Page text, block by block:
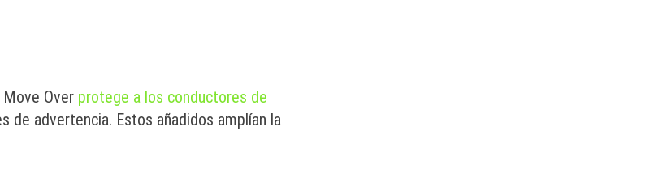
Over protege a los conductores de
de advertencia. Estos añadidos amplían la